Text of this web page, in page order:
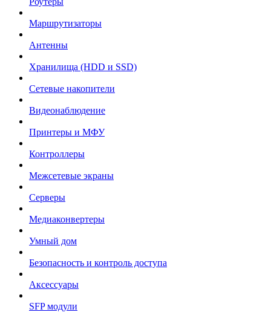
Маршрутизаторы
Антенны
Хранилища (HDD и SSD)
Сетевые накопители
Видеонаблюдение
Принтеры и МФУ
Контроллеры
Межсетевые экраны
Серверы
Медиаконвертеры
Умный дом
Безопасность и контроль доступа
Аксессуары
SFP модули